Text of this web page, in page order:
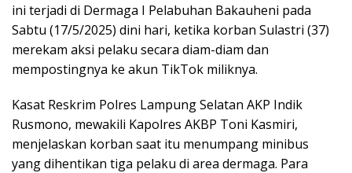
ini terjadi di Dermaga I Pelabuhan Bakauheni pada
Sabtu (17/5/2025) dini hari, ketika korban Sulastri (37)
merekam aksi pelaku secara diam-diam dan
mempostingnya ke akun TikTok miliknya.
Kasat Reskrim Polres Lampung Selatan AKP Indik
Rusmono, mewakili Kapolres AKBP Toni Kasmiri,
menjelaskan korban saat itu menumpang minibus
yang dihentikan tiga pelaku di area dermaga. Para